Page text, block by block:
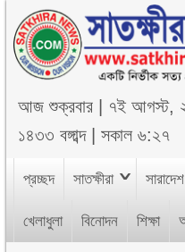
আজশুক্রবার ৭ই আগস্ট,
১৪৩৩ বঙ্গাব্দ|সকাল ৬:২৭
প্রচ্ছদ সাতক্ষীরা সারাদেশ
খেলাধুলা বিনোদন শিক্ষা